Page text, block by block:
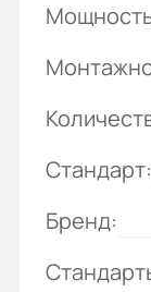
Стандарт:
Бренд: